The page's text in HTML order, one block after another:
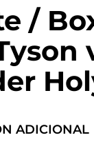
/
ADICIONAL